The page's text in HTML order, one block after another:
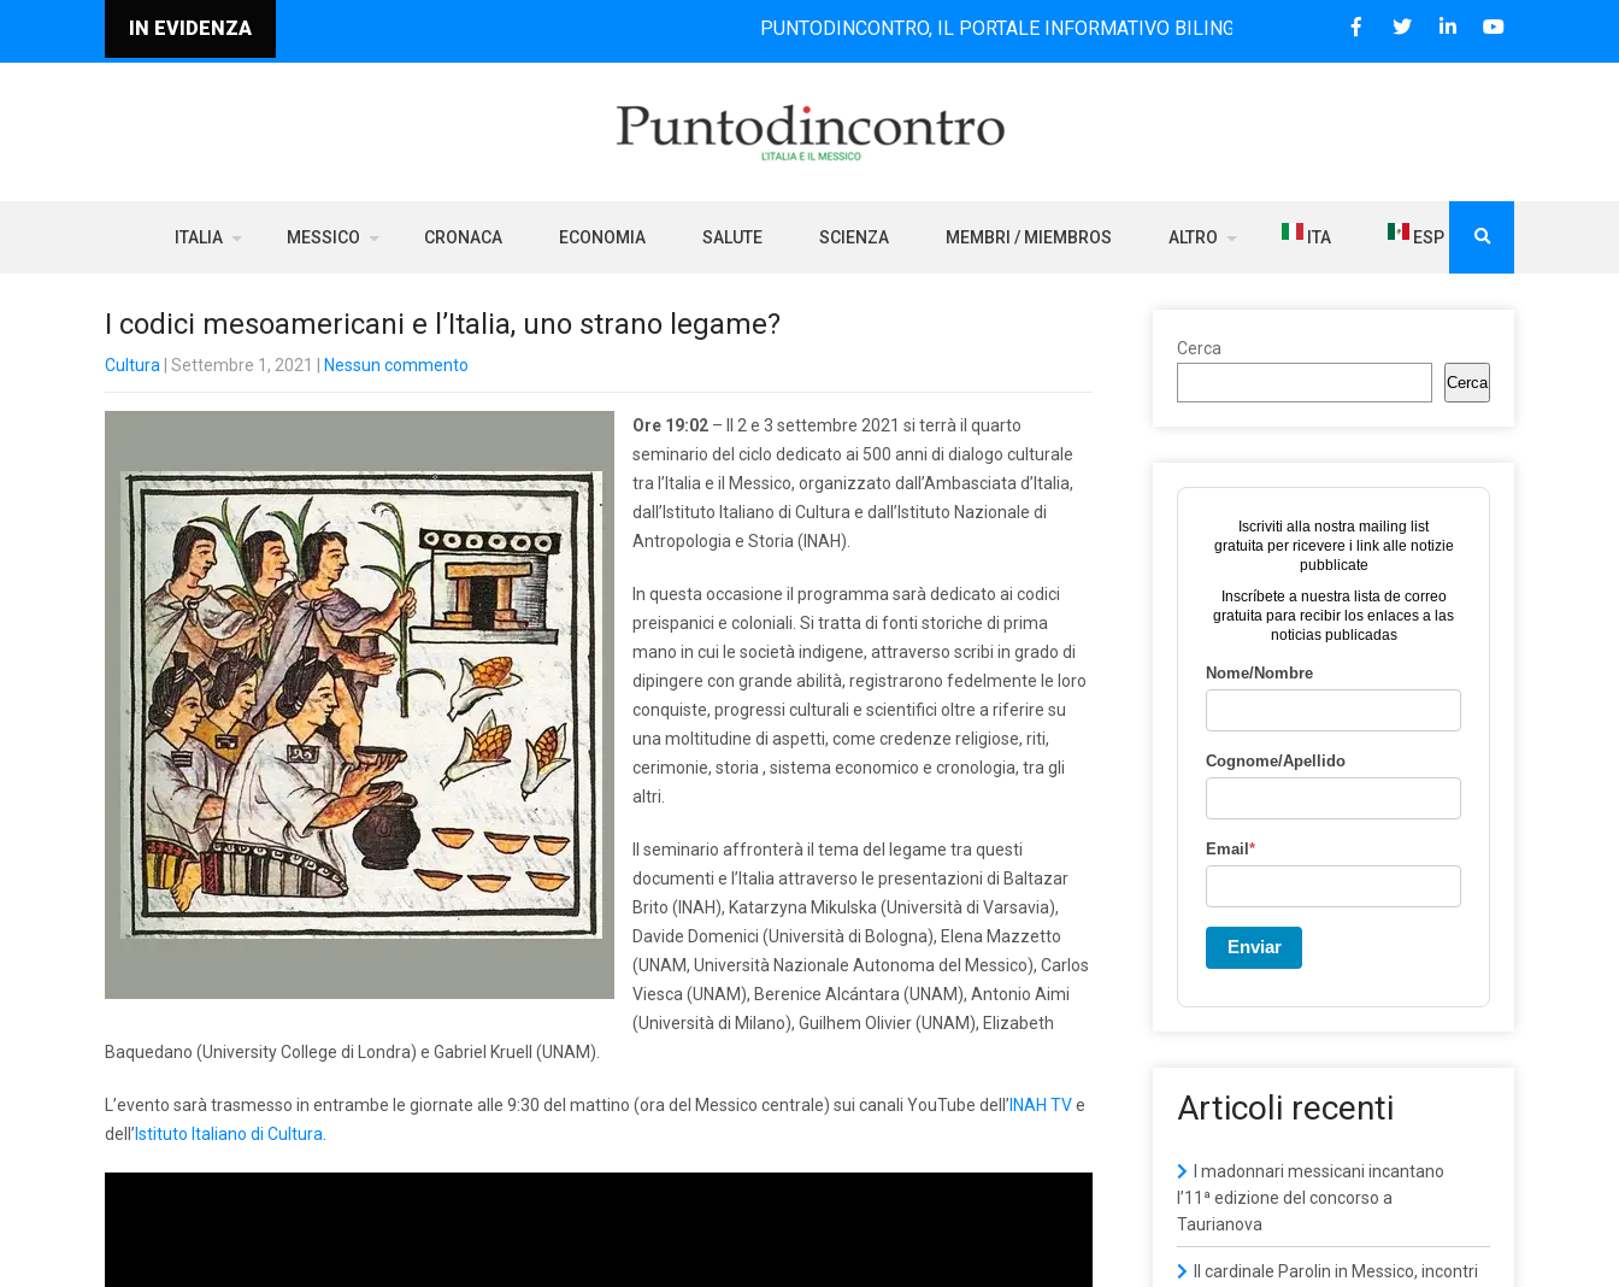
IN EVIDENZA PUNTODINCONTRO, IL PORTALE INFORMATIVO BILINGUE CHE DAL 2006 DIFFONDE NOTIZIE SUI
ITALIA MESSICO CRONACA ECONOMIA SALUTE SCIENZA MEMBRI / MIEMBROS ALTRO ITA ESP
I codici mesoamericani e l’Italia, uno strano legame?
Cultura | Settembre 1, 2021 Nessun commento
Ore 19:02 – Il 2 e 3 settembre 2021 si terrà il quarto
seminario del ciclo dedicato ai 500 anni di dialogo culturale
tra l’Italia e il Messico, organizzato dall’Ambasciata d’Italia,
dall’Istituto Italiano di Cultura e dall’Istituto Nazionale di
Antropologia e Storia (INAH).
In questa occasione il programma sarà dedicato ai codici
preispanici e coloniali. Si tratta di fonti storiche di prima
mano in cui le società indigene, attraverso scribi in grado di
dipingere con grande abilità, registrarono fedelmente le loro
conquiste, progressi culturali e scientifici oltre a riferire su
una moltitudine di aspetti, come credenze religiose, riti,
cerimonie, storia , sistema economico e cronologia, tra gli
altri.
Il seminario affronterà il tema del legame tra questi
documenti e l’Italia attraverso le presentazioni di Baltazar
Brito (INAH), Katarzyna Mikulska (Università di Varsavia),
Davide Domenici (Università di Bologna), Elena Mazzetto
(UNAM, Università Nazionale Autonoma del Messico), Carlos
Viesca (UNAM), Berenice Alcántara (UNAM), Antonio Aimi
(Università di Milano), Guilhem Olivier (UNAM), Elizabeth
Baquedano (University College di Londra) e Gabriel Kruell (UNAM).
L’evento sarà trasmesso in entrambe le giornate alle 9:30 del mattino (ora del Messico centrale) sui canali YouTube dell’ INAH TVe
dell’ Istituto Italiano di Cultura
Cerca
Cerca
Iscriviti alla nostra mailing list
gratuita per ricevere i link alle notizie
pubblicate
Inscríbete a nuestra lista de correo
gratuita para recibir los enlaces a las
noticias publicadas
Nome/Nombre
Cognome/Apellido
Email *
Enviar
Articoli recenti
I madonnari messicani incantano
l’11ª edizione del concorso a
Taurianova
Il cardinale Parolin in Messico, incontri